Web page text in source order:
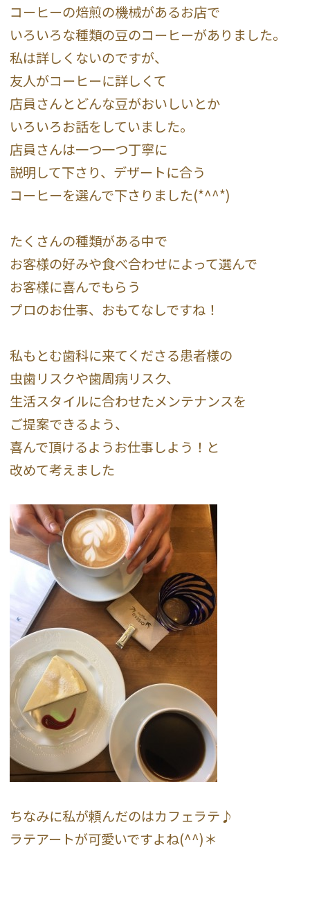
コーヒーの焙煎の機械があるお店で
いろいろな種類の豆のコーヒーがありました。
私は詳しくないのですが、
友人がコーヒーに詳しくて
店員さんとどんな豆がおいしいとか
いろいろお話をしていました。
店員さんは一つ一つ丁寧に
説明して下さり、デザートに合う
コーヒーを選んで下さりました(*^^*)
たくさんの種類がある中で
お客様の好みや食べ合わせによって選んで
お客様に喜んでもらう
プロのお仕事、おもてなしですね！
私もとむ歯科に来てくださる患者様の
虫歯リスクや歯周病リスク、
生活スタイルに合わせたメンテナンスを
ご提案できるよう、
喜んで頂けるようお仕事しよう！と
改めて考えました
ちなみに私が頼んだのはカフェラテ♪
ラテアートが可愛いですよね(^^)＊